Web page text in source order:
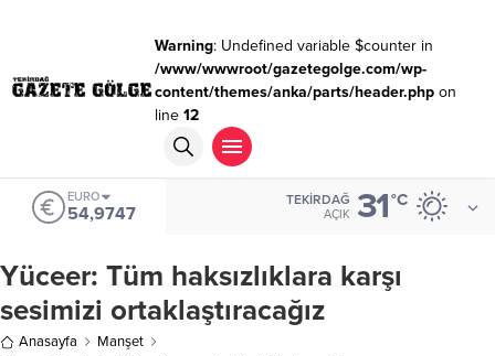
Warning: Undefined variable $counter in
/www/wwwroot/gazetegolge.com/wp-
content/themes/anka/parts/header.phpon
line 12
EURO
54,9747
TEKIRDAĞ
AÇIK 31°C
Yüceer: Tüm haksızlıklara karşı
sesimizi ortaklaştıracağız
Anasayfa
Manşet